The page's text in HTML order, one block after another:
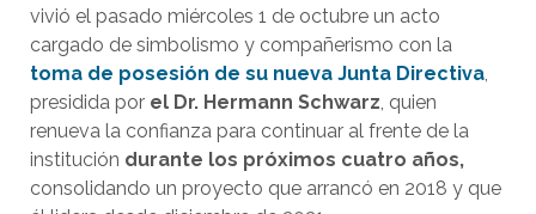
vivió el pasado miércoles 1 de octubre un acto
cargado de simbolismo y compañerismo con la
toma de posesión de su nueva Junta Directiva,
presidida por el Dr. Hermann Schwarz, quien
renueva la confianza para continuar al frente de la
institución durante los próximos cuatro años,
consolidando un proyecto que arrancó en 2018 y que